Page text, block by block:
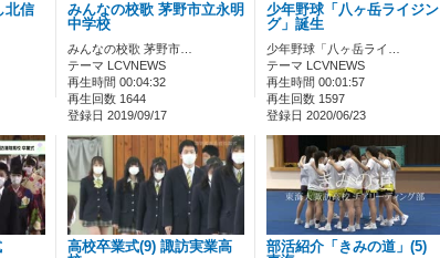
北信
みんなの校歌 茅野市立永明
中学校
みんなの校歌 茅野市…
テーマ LCVNEWS
再生時間 00:04:32
再生回数 1644
登録日 2019/09/17
少年野球「八ヶ岳ライジン
グ」誕生
少年野球「八ヶ岳ライ…
テーマ LCVNEWS
再生時間 00:01:57
再生回数 1597
登録日 2020/06/23
高校卒業式(9) 諏訪実業高
部活紹介「きみの道」(5)